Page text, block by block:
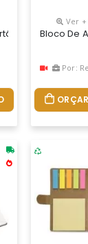
Reciclado.
Ver
Bloco De
Por: